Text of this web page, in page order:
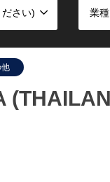
さい) 業
他